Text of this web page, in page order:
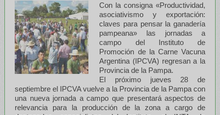
Con la consigna «Productividad,
asociativismo y exportación:
claves para pensar la ganadería
pampeana» las jornadas a
campo del Instituto de
Promoción de la Carne Vacuna
Argentina (IPCVA) regresan a la
Provincia de la Pampa.
El próximo jueves 28 de
septiembre el IPCVA vuelve a la Provincia de la Pampa con
una nueva jornada a campo que presentará aspectos de
relevancia para la producción de la zona a cargo de